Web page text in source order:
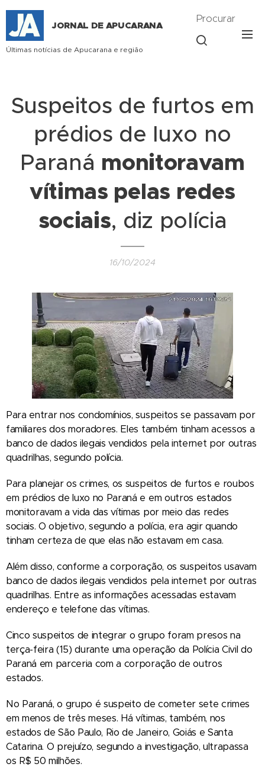
JORNAL DE APUCARANA
Últimas notícias de Apucarana e região
Procurar
Suspeitos de furtos em
prédios de luxo no
Paraná monitoravam
vítimas pelas redes
sociais, diz polícia
16/10/2024
Para entrar nos condomínios, suspeitos se passavam por
familiares dos moradores. Eles também tinham acessos a
banco de dados ilegais vendidos pela internet por outras
quadrilhas, segundo polícia.
Para planejar os crimes, os suspeitos de furtos e roubos
em prédios de luxo no Paraná e em outros estados
monitoravam a vida das vítimas por meio das redes
sociais. O objetivo, segundo a polícia, era agir quando
tinham certeza de que elas não estavam em casa.
Além disso, conforme a corporação, os suspeitos usavam
banco de dados ilegais vendidos pela internet por outras
quadrilhas. Entre as informações acessadas estavam
endereço e telefone das vítimas.
Cinco suspeitos de integrar o grupo foram presos na
terça-feira (15) durante uma operação da Polícia Civil do
Paraná em parceria com a corporação de outros
estados.
No Paraná, o grupo é suspeito de cometer sete crimes
em menos de três meses. Há vítimas, também, nos
estados de São Paulo, Rio de Janeiro, Goiás e Santa
Catarina. O prejuízo, segundo a investigação, ultrapassa
os R$ 50 milhões.